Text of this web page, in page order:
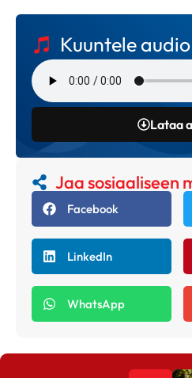
Kuuntele
Lataa
Jaa sosiaaliseen
Facebook
LinkedIn
WhatsApp